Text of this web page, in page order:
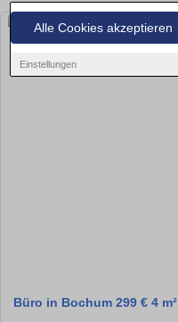
Alle Cookies akzeptieren
Einstellungen
Büro in Bochum 299 € 4 m²